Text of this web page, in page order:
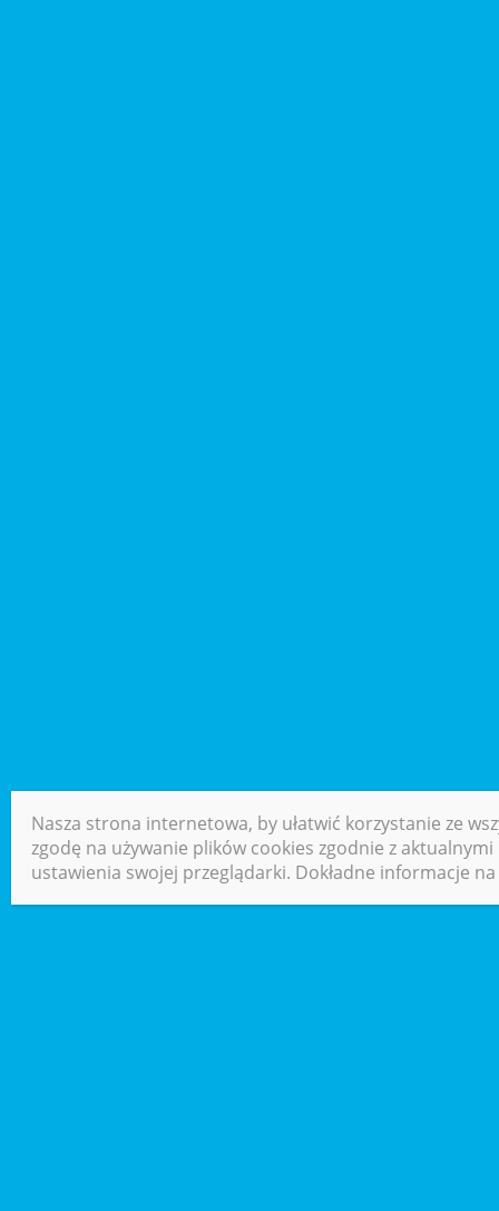
Nasza strona internetowa, by ułatwić korzystanie ze
zgodę na używanie plików cookies zgodnie z
ustawienia swojej przeglądarki. Dokładne informacje